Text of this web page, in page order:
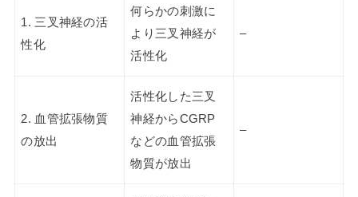
1. 三叉神経の活
性化
何らかの刺激に
より三叉神経が
活性化
–
2. 血管拡張物質
の放出
活性化した三叉
神経からCGRP
などの血管拡張
物質が放出
–